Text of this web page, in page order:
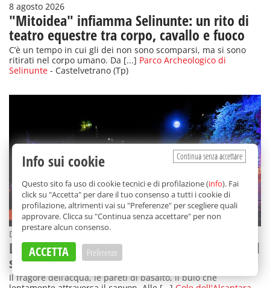
8 agosto 2026
"Mitoidea" infiamma Selinunte: un rito di
teatro equestre tra corpo, cavallo e fuoco
C’è un tempo in cui gli dei non sono scomparsi, ma si sono
ritirati nel corpo umano. Da [...] Parco Archeologico di
Selinunte - Castelvetrano (Tp)
Dal 23 luglio al 6 settembre 2026
L'Inferno di Dante alle Gole dell'Alcantara: il
suggestivo kolossal inaugura "Alkantia"
Il fragore dell’acqua, le pareti di basalto, il buio che
Continua senza accettare
Info sui cookie
Questo sito fa uso di cookie tecnici e di profilazione (info). Fai
click su "Accetta" per dare il tuo consenso a tutti i cookie di
profilazione, altrimenti vai su "Preferenze" per scegliere quali
approvare. Clicca su "Continua senza accettare" per non
prestare alcun consenso.
ACCETTA Preferenze